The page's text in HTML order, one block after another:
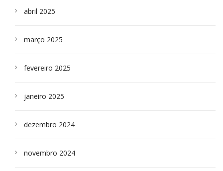
abril 2025
março 2025
fevereiro 2025
janeiro 2025
dezembro 2024
novembro 2024